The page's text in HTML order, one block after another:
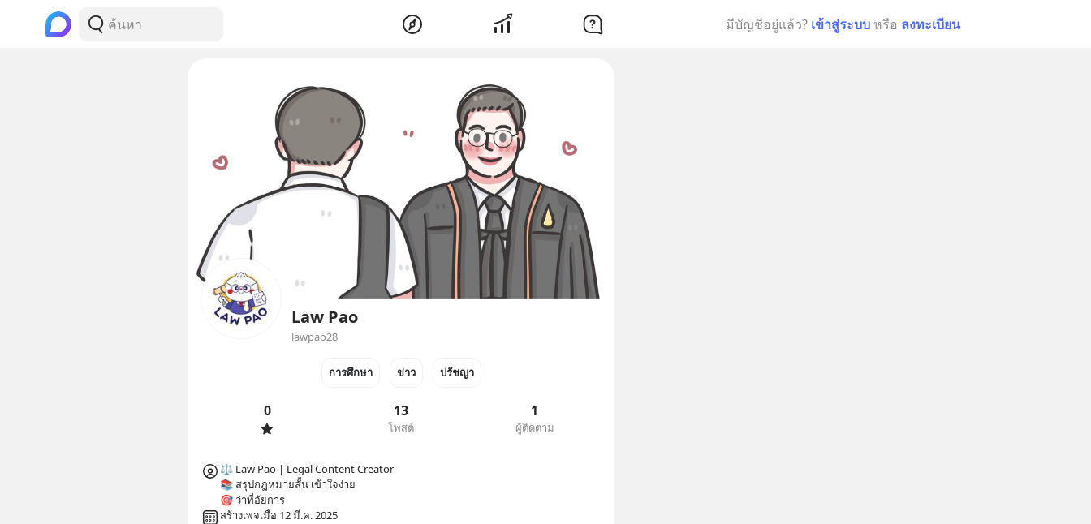
มีบัญชีอยู่แล้ว? เข้าสู่ระบบ หรือ ลงทะเบียน
Law Pao
lawpao28
การศึกษา ข่าว ปรัชญา
0 13
โพสต์
1
ผู้ติดตาม
⚖️ Law Pao | Legal Content Creator
📚 สรุปกฎหมายสั้น เข้าใจง่าย
🎯 ว่าที่อัยการ
สร้างเพจเมื่อ 12 มี.ค. 2025